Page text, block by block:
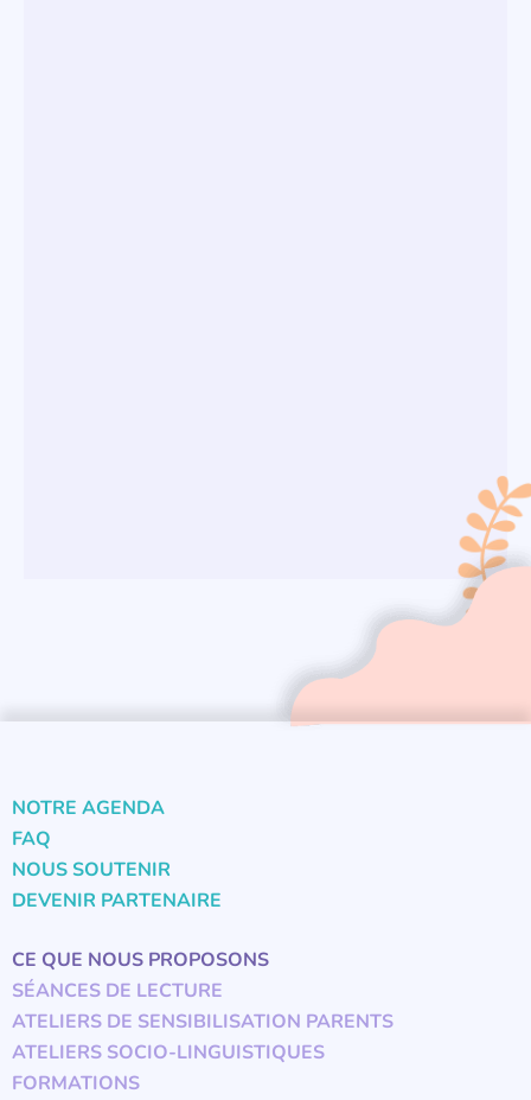
NOTRE AGENDA
FAQ
NOUS SOUTENIR
DEVENIR PARTENAIRE
CE QUE NOUS PROPOSONS
SÉANCES DE LECTURE
ATELIERS DE SENSIBILISATION PARENTS
ATELIERS SOCIO-LINGUISTIQUES
FORMATIONS